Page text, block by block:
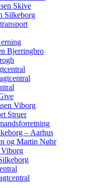
Skive
Silkeborg
Bjerringbro
Viborg
Struer
– Aarhus
og Martin Nøhr